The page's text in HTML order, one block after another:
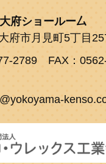
府ショールー厶
府市月見町5丁目
2789 FAX：